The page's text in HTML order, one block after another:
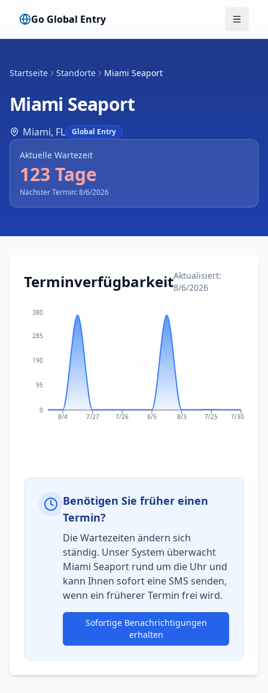
Go Global Entry Menü
Startseite Standorte Miami Seaport
Miami Seaport
Miami, FL Global Entry
Aktuelle Wartezeit
123 Tage
Nächster Termin: 8/6/2026
TerminverfügbarkeitAktualisiert:
8/6/2026
8/4 7/27 7/26 8/5 8/3 7/25 7/30
0
95
190
285
380
Benötigen Sie früher einen
Termin?
Die Wartezeiten ändern sich
ständig. Unser System überwacht
Miami Seaport rund um die Uhr und
kann Ihnen sofort eine SMS senden,
wenn ein früherer Termin frei wird.
Sofortige Benachrichtigungen
erhalten